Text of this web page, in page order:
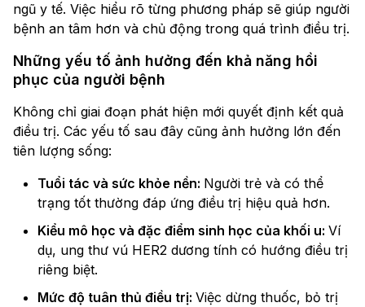
ngũ y tế. Việc hiểu rõ từng phương pháp sẽ giúp người
bệnh an tâm hơn và chủ động trong quá trình điều trị.
Những yếu tố ảnh hưởng đến khả năng hồi
phục của người bệnh
Không chỉ giai đoạn phát hiện mới quyết định kết quả
điều trị. Các yếu tố sau đây cũng ảnh hưởng lớn đến
tiên lượng sống:
Tuổi tác và sức khỏe nền: Người trẻ và có thể
trạng tốt thường đáp ứng điều trị hiệu quả hơn.
Kiểu mô học và đặc điểm sinh học của khối u: Ví
dụ, ung thư vú HER2 dương tính có hướng điều trị
riêng biệt.
Mức độ tuân thủ điều trị: Việc dừng thuốc, bỏ trị